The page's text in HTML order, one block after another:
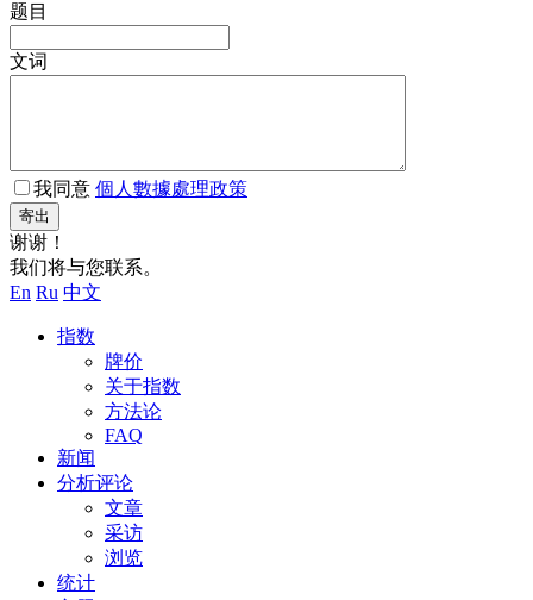
题目
文词
我同意 個人數據處理政策
寄出
谢谢！
我们将与您联系。
En Ru 中文
指数
牌价
关于指数
方法论
FAQ
新闻
分析评论
文章
采访
浏览
统计